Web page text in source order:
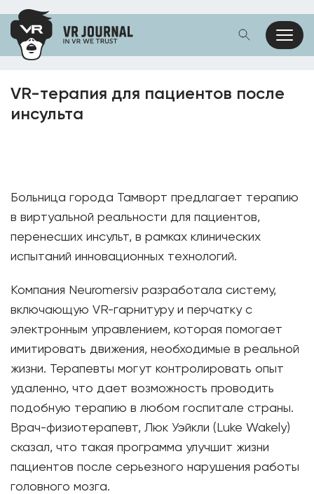
VR-терапия для пациентов после
инсульта
Больница города Тамворт предлагает терапию
в виртуальной реальности для пациентов,
перенесших инсульт, в рамках клинических
испытаний инновационных технологий.
Компания Neuromersiv разработала систему,
включающую VR-гарнитуру и перчатку с
электронным управлением, которая помогает
имитировать движения, необходимые в реальной
жизни. Терапевты могут контролировать опыт
удаленно, что дает возможность проводить
подобную терапию в любом госпитале страны.
Врач-физиотерапевт, Люк Уэйкли (Luke Wakely)
сказал, что такая программа улучшит жизни
пациентов после серьезного нарушения работы
головного мозга.